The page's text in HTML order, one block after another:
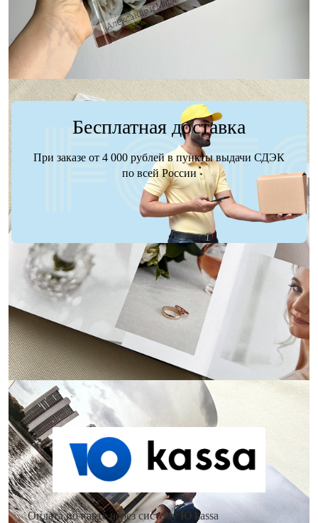
Заказать Заказать
Бесплатная доставка
При заказе от 4 000 рублей в пункты выдачи СДЭК
по всей России
Как оплатить заказ?
Оплата по карте через систему Ю kassa